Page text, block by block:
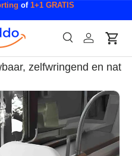
of 1+1 GRATIS
ZoekenInloggen
zelfwringend en nat